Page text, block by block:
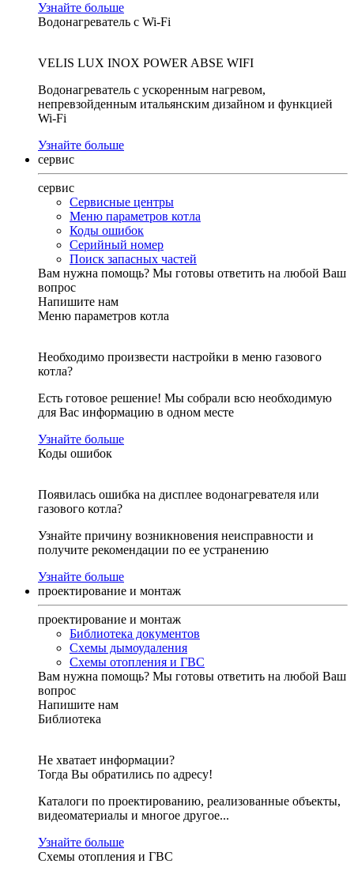
Узнайте больше
Водонагреватель с Wi-Fi
VELIS LUX INOX POWER ABSE WIFI
Водонагреватель с ускоренным нагревом,
непревзойденным итальянским дизайном и функцией
Wi-Fi
Узнайте больше
сервис
сервис
Сервисные центры
Меню параметров котла
Коды ошибок
Серийный номер
Поиск запасных частей
Вам нужна помощь? Мы готовы ответить на любой Ваш
вопрос
Напишите нам
Меню параметров котла
Необходимо произвести настройки в меню газового
котла?
Есть готовое решение! Мы собрали всю необходимую
для Вас информацию в одном месте
Узнайте больше
Коды ошибок
Появилась ошибка на дисплее водонагревателя или
газового котла?
Узнайте причину возникновения неисправности и
получите рекомендации по ее устранению
Узнайте больше
проектирование и монтаж
проектирование и монтаж
Библиотека документов
Схемы дымоудаления
Схемы отопления и ГВС
Вам нужна помощь? Мы готовы ответить на любой Ваш
вопрос
Напишите нам
Библиотека
Не хватает информации?
Тогда Вы обратились по адресу!
Каталоги по проектированию, реализованные объекты,
видеоматериалы и многое другое...
Узнайте больше
Схемы отопления и ГВС